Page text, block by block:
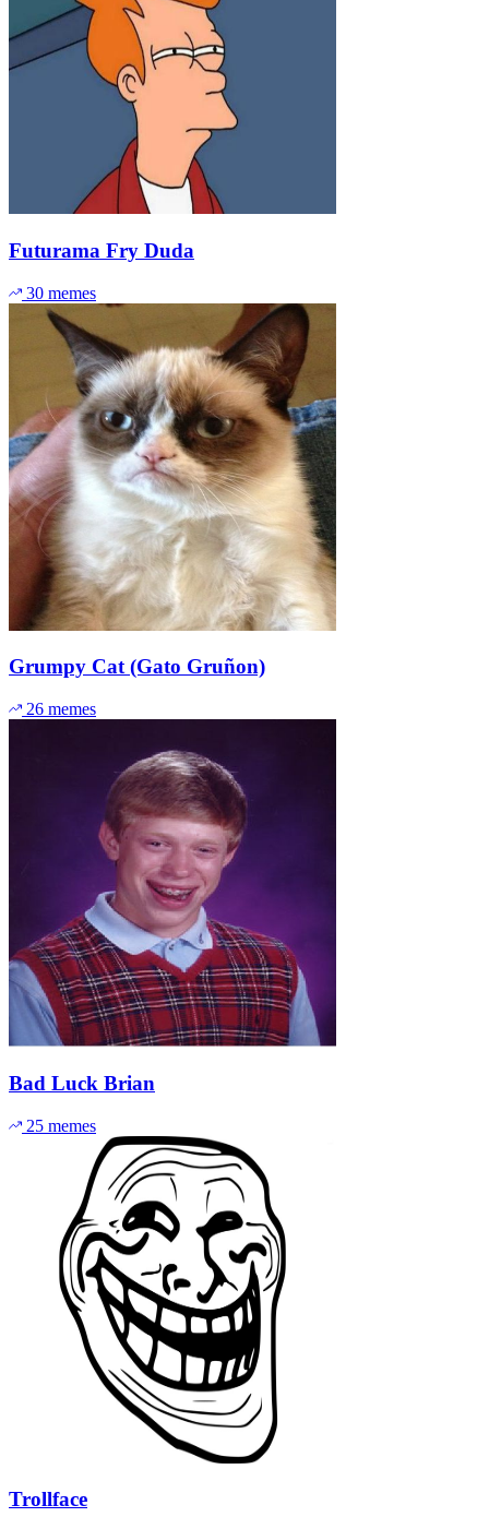
Futurama Fry Duda
30 memes
Grumpy Cat (Gato Gruñon)
26 memes
Bad Luck Brian
25 memes
Trollface